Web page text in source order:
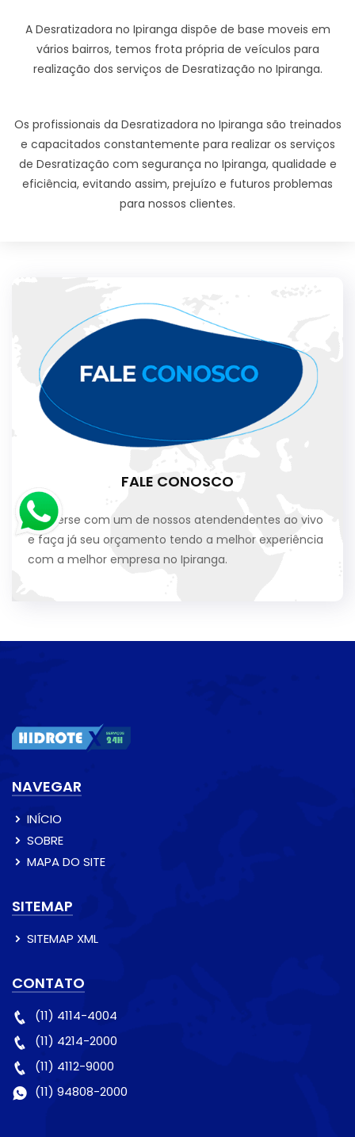
A Desratizadora no Ipiranga dispõe de base moveis em
vários bairros, temos frota própria de veículos para
realização dos serviços de Desratização no Ipiranga.
Os profissionais da Desratizadora no Ipiranga são treinados
e capacitados constantemente para realizar os serviços
de Desratização com segurança no Ipiranga, qualidade e
eficiência, evitando assim, prejuízo e futuros problemas
para nossos clientes.
FALE CONOSCO
Converse com um de nossos atendendentes ao vivo
e faça já seu orçamento tendo a melhor experiência
com a melhor empresa no Ipiranga.
NAVEGAR
INÍCIO
SOBRE
MAPA DO SITE
SITEMAP
SITEMAP XML
CONTATO
(11) 4114-4004
(11) 4214-2000
(11) 4112-9000
(11) 94808-2000